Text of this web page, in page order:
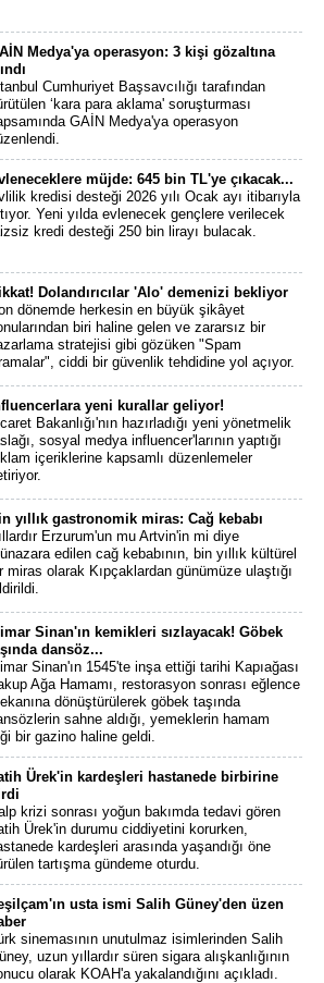
Medya'ya operasyon: 3 kişi gözaltına
Cumhuriyet Başsavcılığı tarafından
‘kara para aklama' soruşturması
GAİN Medya'ya operasyon
müjde: 645 bin TL'ye çıkacak...
kredisi desteği 2026 yılı Ocak ayı itibarıyla
Yeni yılda evlenecek gençlere verilecek
kredi desteği 250 bin lirayı bulacak.
Dolandırıcılar 'Alo' demenizi bekliyor
dönemde herkesin en büyük şikâyet
biri haline gelen ve zararsız bir
stratejisi gibi gözüken "Spam
ciddi bir güvenlik tehdidine yol açıyor.
yeni kurallar geliyor!
Bakanlığı'nın hazırladığı yeni yönetmelik
sosyal medya influencer'larının yaptığı
içeriklerine kapsamlı düzenlemeler
yıllık gastronomik miras: Cağ kebabı
Erzurum'un mu Artvin'in mi diye
edilen cağ kebabının, bin yıllık kültürel
miras olarak Kıpçaklardan günümüze ulaştığı
Sinan'ın kemikleri sızlayacak! Göbek
dansöz...
Sinan'ın 1545'te inşa ettiği tarihi Kapıağası
Ağa Hamamı, restorasyon sonrası eğlence
dönüştürülerek göbek taşında
sahne aldığı, yemeklerin hamam
bir gazino haline geldi.
Ürek'in kardeşleri hastanede birbirine
krizi sonrası yoğun bakımda tedavi gören
Ürek'in durumu ciddiyetini korurken,
kardeşleri arasında yaşandığı öne
tartışma gündeme oturdu.
usta ismi Salih Güney'den üzen
sinemasının unutulmaz isimlerinden Salih
uzun yıllardır süren sigara alışkanlığının
olarak KOAH'a yakalandığını açıkladı.